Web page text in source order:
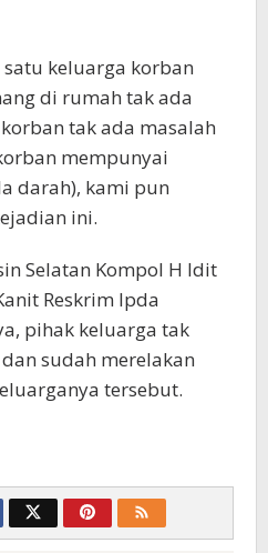
keluarga korban
di rumah tak ada
tak ada masalah
mempunyai
darah), kami pun
ini.
Selatan Kompol H Idit
Reskrim Ipda
pihak keluarga tak
sudah merelakan
tersebut.